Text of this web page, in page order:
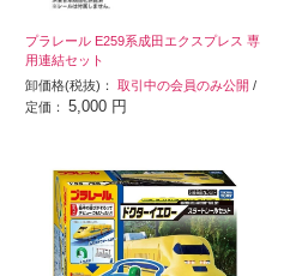
プラレール E259系成田エクスプレス 専
用連結セット
卸価格(税抜)：取引中の会員のみ公開 /
定価：5,000 円